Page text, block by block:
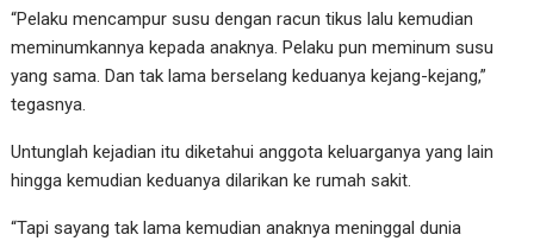
“Pelaku mencampur susu dengan racun tikus lalu kemudian
meminumkannya kepada anaknya. Pelaku pun meminum susu
yang sama. Dan tak lama berselang keduanya kejang-kejang,”
tegasnya.
Untunglah kejadian itu diketahui anggota keluarganya yang lain
hingga kemudian keduanya dilarikan ke rumah sakit.
“Tapi sayang tak lama kemudian anaknya meninggal dunia